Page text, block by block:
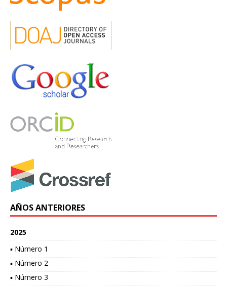
AÑOS ANTERIORES
2025
▪ Número 1
▪ Número 2
▪ Número 3